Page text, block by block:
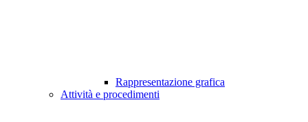
Rappresentazione grafica
Attività e procedimenti